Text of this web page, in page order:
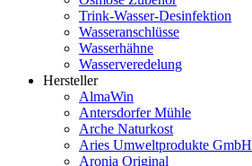
Trink-Wasser-Desinfektion
Wasseranschlüsse
Wasserhähne
Wasserveredelung
Hersteller
AlmaWin
Antersdorfer Mühle
Arche Naturkost
Aries Umweltprodukte GmbH
Aronia Original